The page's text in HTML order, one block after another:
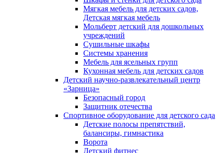
Мягкая мебель для детских садов,
Детская мягкая мебель
Мольберт детский для дошкольных
учреждений
Сушильные шкафы
Системы хранения
Мебель для ясельных групп
Кухонная мебель для детских садов
Детский научно-развлекательный центр
«Зарница»
Безопасный город
Защитник отечества
Спортивное оборудование для детского сада
Детские полосы препятствий,
балансиры, гимнастика
Ворота
Детский фитнес